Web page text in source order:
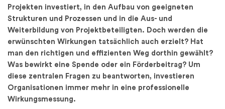
Projekten investiert, in den Aufbau von geeigneten
Strukturen und Prozessen und in die Aus- und
Weiterbildung von Projektbeteiligten. Doch werden die
erwünschten Wirkungen tatsächlich auch erzielt? Hat
man den richtigen und effizienten Weg dorthin gewählt?
Was bewirkt eine Spende oder ein Förderbeitrag? Um
diese zentralen Fragen zu beantworten, investieren
Organisationen immer mehr in eine professionelle
Wirkungsmessung.